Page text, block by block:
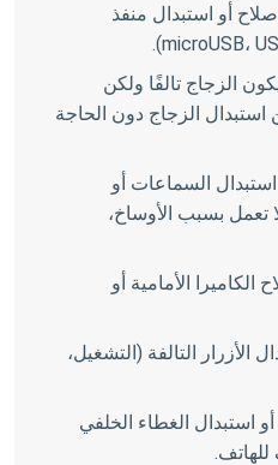
أو استبدال منفذ
الزجاج تالفًا ولكن
الزجاج دون الحاجة
استبدال السماعات أو
تعمل بسبب الأوساخ،
الكاميرا الأمامية أو
الأزرار التالفة (التشغيل،
استبدال الغطاء الخلفي